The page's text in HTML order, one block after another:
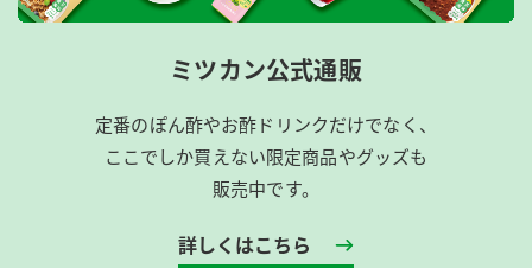
ミツカン公式通販
定番のぽん酢やお酢ドリンクだけでなく、
ここでしか買えない限定商品やグッズも
販売中です。
詳しくはこちら